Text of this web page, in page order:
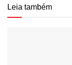
Leia também